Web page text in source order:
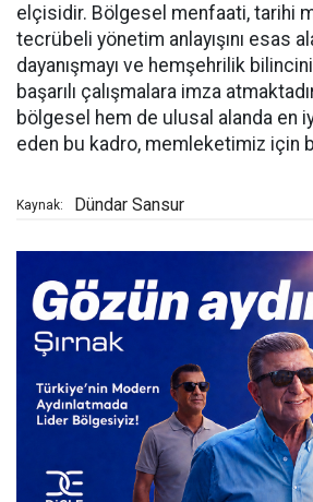
elçisidir. Bölgesel menfaati, tarihi
tecrübeli yönetim anlayışını esas
dayanışmayı ve hemşehrilik
başarılı çalışmalara imza
bölgesel hem de ulusal alanda en
eden bu kadro, memleketimiz için
Kaynak: Dündar Sansur